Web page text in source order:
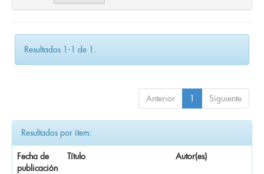
Resultados 1-1 de 1.
Anterior 1 Siguiente
Resultados por ítem:
Fecha de
publicación
Título Autor(es)